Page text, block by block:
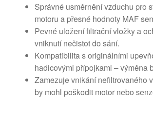
Správné usměrnění vzduchu pro
motoru a přesné hodnoty MAF
Pevné uložení filtrační vložky a
vniknutí nečistot do sání.
Kompatibilita s originálními
hadicovými přípojkami – výměna
Zamezuje vnikání nefiltrovaného
by mohl poškodit motor nebo